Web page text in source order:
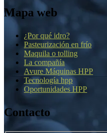
Mapa web
¿Por qué idro?
Pasteurización en frío
Maquila o tolling
La compañía
Avure Máquinas HPP
Tecnología hpp
Oportunidades HPP
Contacto